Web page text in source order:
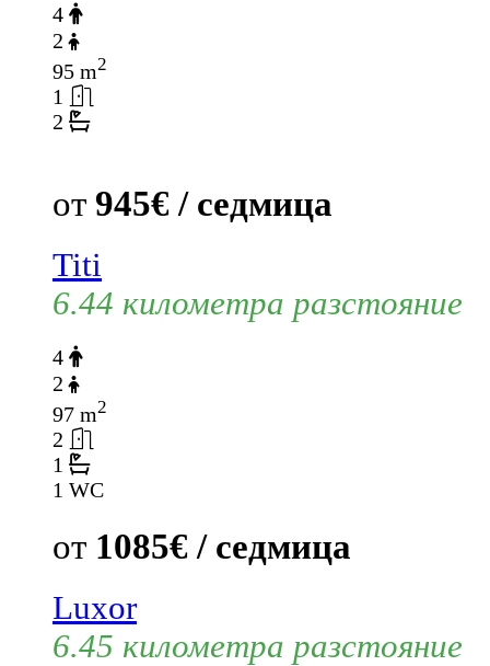
4
2
95 m2
1
2
от 945€ / седмица
Titi
6.44 километра разстояние
4
2
97 m2
2
1
1 WC
от 1085€ / седмица
Luxor
6.45 километра разстояние